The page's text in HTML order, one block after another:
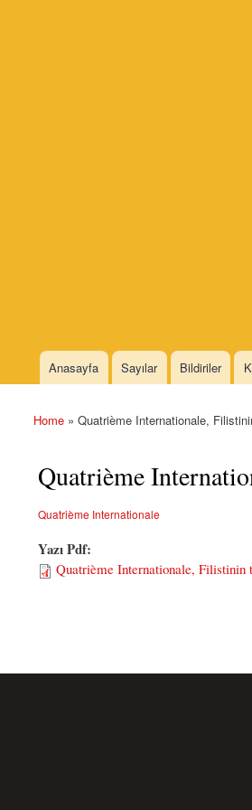
Main menu
Anasayfa Sayılar Bildiriler
You are here
Home » Quatrième Internationale,
Quatrième
Quatrième Internationale
Yazı Pdf:
Quatrième Internationale, Filistinin